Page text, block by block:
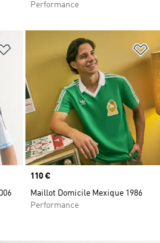
Performance
Ajouter à la Liste de produits
Prix
110 €
Maillot Domicile Mexique 1986
Performance